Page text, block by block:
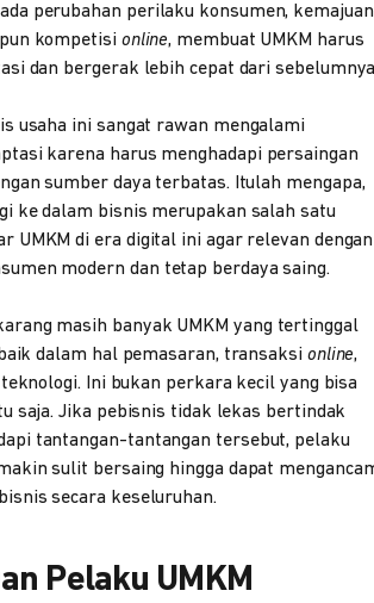
perubahan perilaku konsumen, kemajuan
kompetisi online, membuat UMKM harus
dan bergerak lebih cepat dari
usaha ini sangat rawan mengalami
karena harus menghadapi persaingan
sumber daya terbatas. Itulah mengapa,
ke dalam bisnis merupakan salah satu
UMKM di era digital ini agar relevan dengan
modern dan tetap berdaya saing.
masih banyak UMKM yang tertinggal
dalam hal pemasaran, transaksi online,
Ini bukan perkara kecil yang bisa
saja. Jika pebisnis tidak lekas bertindak
tantangan-tantangan tersebut, pelaku
sulit bersaing hingga dapat
secara keseluruhan.
Pelaku UMKM